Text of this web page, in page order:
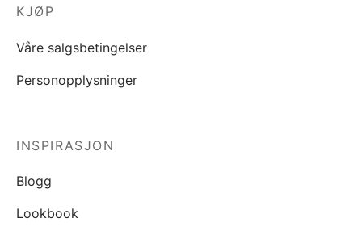
KJØP
Våre salgsbetingelser
Personopplysninger
INSPIRASJON
Blogg
Lookbook